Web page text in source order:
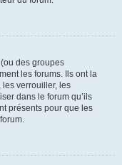
des groupes
les forums. Ils ont la
verrouiller, les
dans le forum qu’ils
présents pour que les